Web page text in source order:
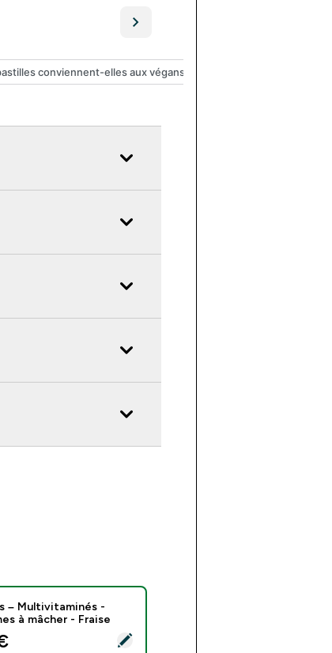
Gummies – Multivitaminés - 30gommes à mâcher - Fraise
– Multivitaminés -
à mâcher - Fraise
price